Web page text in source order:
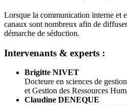
Lorsque la communication interne et
canaux sont nombreux afin de
démarche de séduction.
Intervenants & experts :
Brigitte NIVET
Docteure en sciences de
et Gestion des Ressources
Claudine DENEQUE